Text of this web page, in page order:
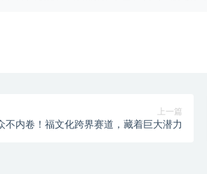
上一篇
不内卷！福文化跨界赛道，藏着巨大潜力